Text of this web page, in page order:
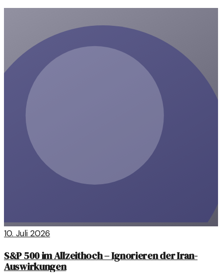
10. Juli 2026
S&P 500 im Allzeithoch – Ignorieren der Iran-
Auswirkungen